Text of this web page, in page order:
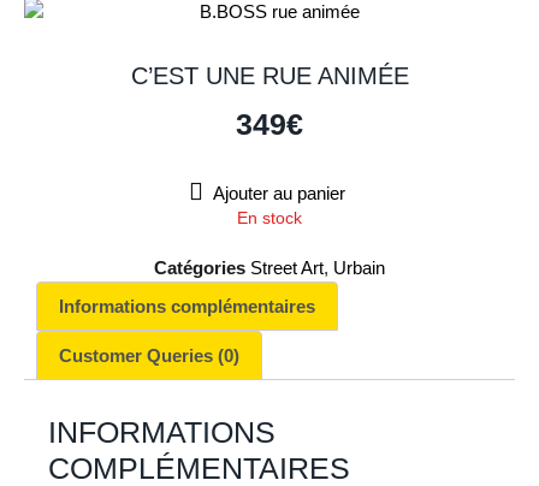
C’EST UNE RUE ANIMÉE
349€
Ajouter au panier
En stock
Catégories Street Art, Urbain
Informations complémentaires
Customer Queries (0)
INFORMATIONS
COMPLÉMENTAIRES